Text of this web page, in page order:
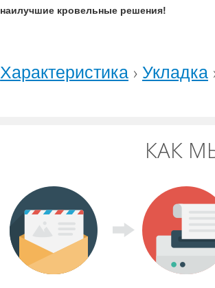
наилучшие кровельные решения!
Характеристика › Укладка
КАК